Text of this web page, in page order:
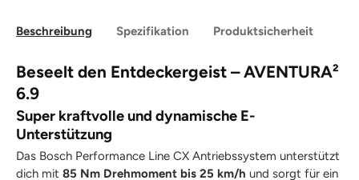
Beschreibung Spezifikation Produktsicherheit
Beseelt den Entdeckergeist – AVENTURA²
6.9
Super kraftvolle und dynamische E-
Unterstützung
Das Bosch Performance Line CX Antriebssystem unterstützt
dich mit 85 Nm Drehmoment bis 25 km/h und sorgt für ein